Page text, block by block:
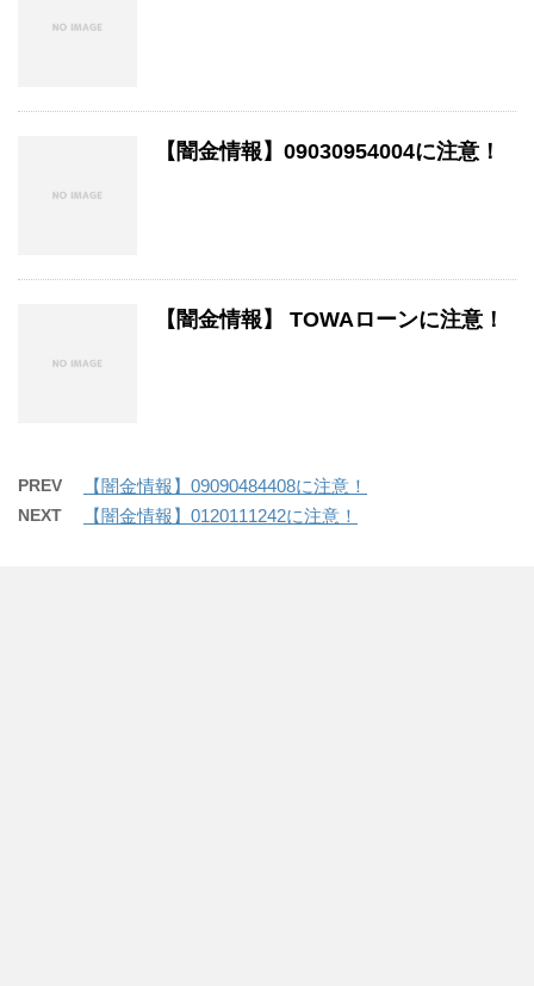
【闇金情報】09030954004に注意！
【闇金情報】 TOWAローンに注意！
PREV 【闇金情報】09090484408に注意！
NEXT 【闇金情報】0120111242に注意！